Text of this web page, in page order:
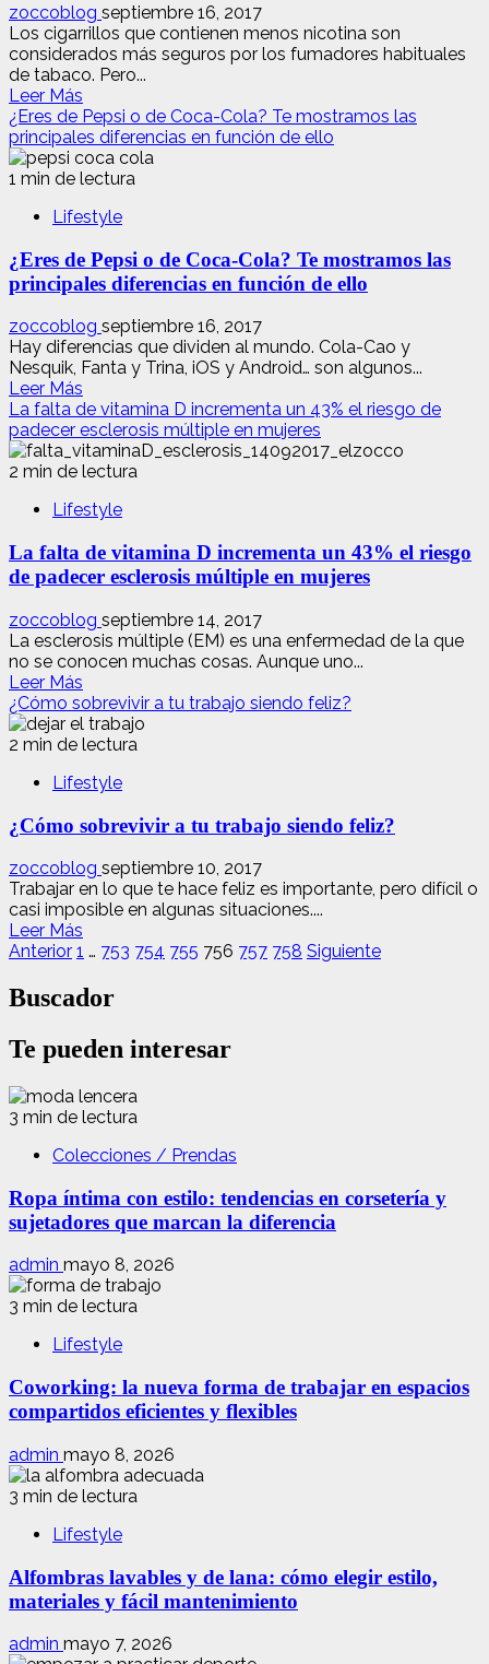
despedida
de
solteros
zoccoblog septiembre 16, 2017
Los cigarrillos que contienen menos nicotina son
considerados más seguros por los fumadores habituales
de tabaco. Pero...
Leer Más
más
acerca
de
Los
de
cigarrillos
sin
¿Eres de Pepsi o de Coca-Cola? Te mostramos las
principales diferencias en función de ello
1 min de lectura
Lifestyle
¿Eres de Pepsi o de Coca-Cola? Te mostramos las
principales diferencias en función de ello
zoccoblog septiembre 16, 2017
Hay diferencias que dividen al mundo. Cola-Cao y
Nesquik, Fanta y Trina, iOS y Android… son algunos...
Leer Más
más
acerca
de
¿Eres
Pepsi
de
Coca-
Te
mostramos
las
diferencias
en
función
ello
La falta de vitamina D incrementa un 43% el riesgo de
padecer esclerosis múltiple en mujeres
2 min de lectura
Lifestyle
La falta de vitamina D incrementa un 43% el riesgo
de padecer esclerosis múltiple en mujeres
zoccoblog septiembre 14, 2017
La esclerosis múltiple (EM) es una enfermedad de la que
no se conocen muchas cosas. Aunque uno...
Leer Más
más
acerca
de
falta
vitamina
incrementa
un
43%
riesgo
padecer
esclerosis
múltiple
en
¿Cómo sobrevivir a tu trabajo siendo feliz?
2 min de lectura
Lifestyle
¿Cómo sobrevivir a tu trabajo siendo feliz?
zoccoblog septiembre 10, 2017
Trabajar en lo que te hace feliz es importante, pero difícil o
casi imposible en algunas situaciones....
Leer Más
más
de
¿Cómo
a
trabajo
siendo
Paginación
de
entradas
Anterior 1 … 753 754 755 756 757 758 Siguiente
Buscador
Te pueden interesar
3 min de lectura
Colecciones / Prendas
Ropa íntima con estilo: tendencias en corsetería y
sujetadores que marcan la diferencia
admin mayo 8, 2026
3 min de lectura
Lifestyle
Coworking: la nueva forma de trabajar en espacios
compartidos eficientes y flexibles
admin mayo 8, 2026
3 min de lectura
Lifestyle
Alfombras lavables y de lana: cómo elegir estilo,
materiales y fácil mantenimiento
admin mayo 7, 2026